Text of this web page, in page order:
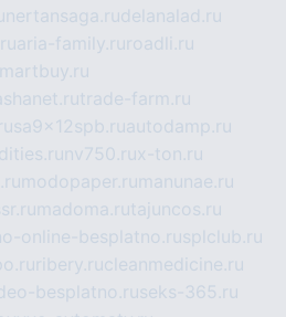
nertansaga.rudelanalad.ru
aria-family.ru roadli.ru
trade-farm.ru
autodamp.ru
nv750.rux-ton.ru
modopaper.ru manunae.ru
madoma.rutajuncos.ru
online-besplatno.rusplclub.ru
ribery.rucleanmedicine.ru
besplatno.ruseks-365.ru